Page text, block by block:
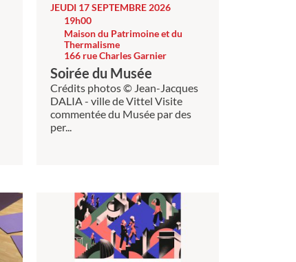
JEUDI 17 SEPTEMBRE 2026
19h00
Maison du Patrimoine et du
Thermalisme
166 rue Charles Garnier
Soirée du Musée
Crédits photos © Jean-Jacques
DALIA - ville de Vittel Visite
commentée du Musée par des
per...